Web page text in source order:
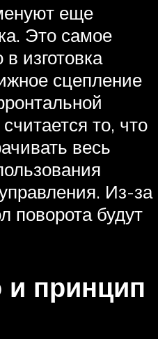
еще
Это самое
изготовка
сцепление
то, что
весь
Из-за
поворота будут
и принцип